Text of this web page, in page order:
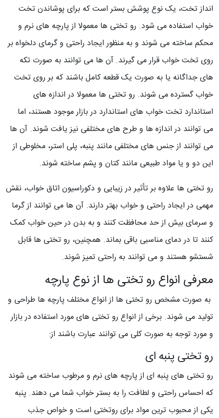
انداز تخت، یک نوع پوشش بستر است که برای پوشاندن تخت
خواب استفاده می شود. رو تختی ها معمولا از پارچه های نرم و
محکم ساخته می شوند و به منظور ایجاد راحتی و گرمای دلخواه بر
روی تخت خواب قرار می گیرند. آن ها می توانند به صورت تکه
های جداگانه یا به صورت یک قطعه کامل باشند که بر روی تخت
خواب گسترده می شوند. رو تختی ها معمولا در اندازه های
استاندارد تخت خواب های استاندارد در بازار موجود هستند، اما
می توانند در اندازه ها و طرح های مختلفی نیز یافت شوند. آن ها
می توانند از جنس های مختلفی مانند پنبه، پلی استر، مخلوطی از
این دو و یا مواد طبیعی مانند کتان و پشم ساخته شوند.
رو تختی ها علاوه بر تأثیر در زیبایی و دکوراسیون اتاق خواب، نقش
مهمی در ایجاد راحتی و خواب بهتر دارند. آن ها می توانند از گرما
و سرمای بیش از حد محافظت کنند و به بدن در حین خواب کمک
کنند تا در دمای مناسبی باقی بماند. همچنین، رو تختی ها قابل
شستشو هستند و می توانند به راحتی تمیز شوند.
معرفی انواع رو تختی ها از نوع پارچه
به صورت مشخص رو تختی ها از انواع مختلف پارچه ها طراحی و
تولید می شوند. برخی از انواع رو تختی های مورد استفاده در بازار
و مورد توجه به صورت کلی می توانند عبارت باشند از:
رو تختی پنبه ای
رو تختی های پنبه ای از پارچه های نرم و مرطوب ساخته می شوند
که احساس راحتی و لطافت را به بستر خواب شما می دهند. پنبه
یکی از محبوب ترین مواد برای روتختی است و خواص جذب